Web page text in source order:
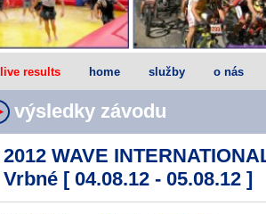
live results home služby o nás
výsledky závodu
2012 WAVE
Vrbné [ 04.08.12 - 05.08.12 ]